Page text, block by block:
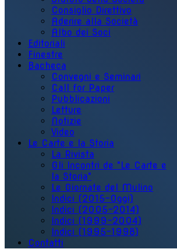
Consiglio Direttivo
Aderire alla Società
Albo dei Soci
Editoriali
Finestre
Bacheca
Convegni e Seminari
Call for Paper
Pubblicazioni
Letture
Notizie
Video
Le Carte e la Storia
La Rivista
Gli Incontri de "Le Carte e
la Storia"
Le Giornate del Mulino
Indici (2015-Oggi)
Indici (2005-2014)
Indici (1999-2004)
Indici (1995-1998)
Contatti